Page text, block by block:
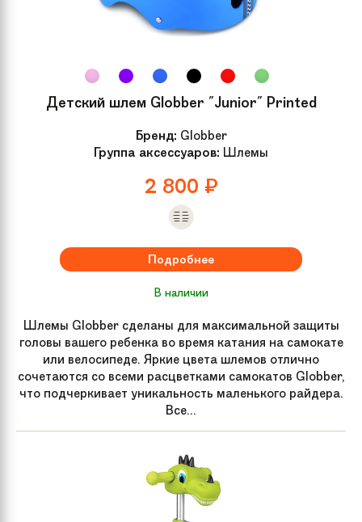
Детский шлем Globber "Junior" Printed
Бренд: Globber
Группа аксессуаров: Шлемы
2 800 ₽
Подробнее
В наличии
Шлемы Globber сделаны для максимальной защиты
головы вашего ребенка во время катания на самокате
или велосипеде. Яркие цвета шлемов отлично
сочетаются со всеми расцветками самокатов Globber,
что подчеркивает уникальность маленького райдера.
Все...